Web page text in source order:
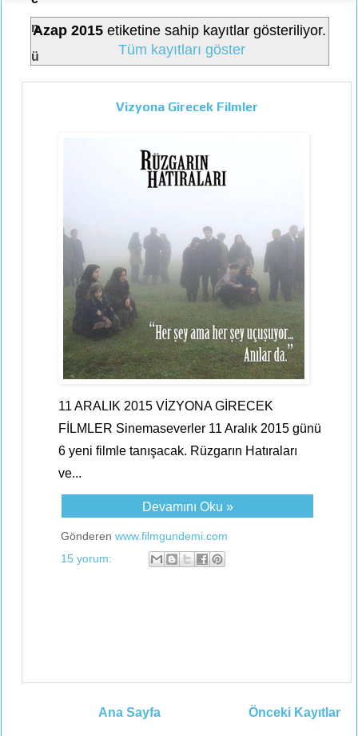
n
ü
Azap 2015etiketine sahip kayıtlar gösteriliyor.
Tüm kayıtları göster
Vizyona Girecek Filmler
11 ARALIK 2015 VİZYONA GİRECEK
FİLMLER Sinemaseverler 11 Aralık 2015 günü
6 yeni filmle tanışacak. Rüzgarın Hatıraları
ve...
Devamını Oku »
Gönderen www.filmgundemi.com
15 yorum:
Önceki Kayıtlar
Ana Sayfa